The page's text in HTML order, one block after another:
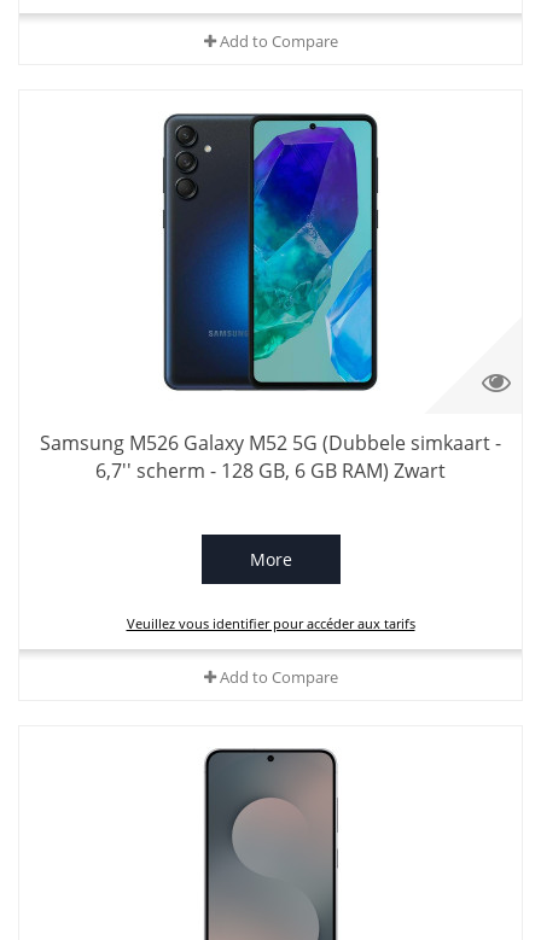
Add to Compare
Samsung M526 Galaxy M52 5G (Dubbele simkaart -
6,7'' scherm - 128 GB, 6 GB RAM) Zwart
More
Veuillez vous identifier pour accéder aux tarifs
Add to Compare